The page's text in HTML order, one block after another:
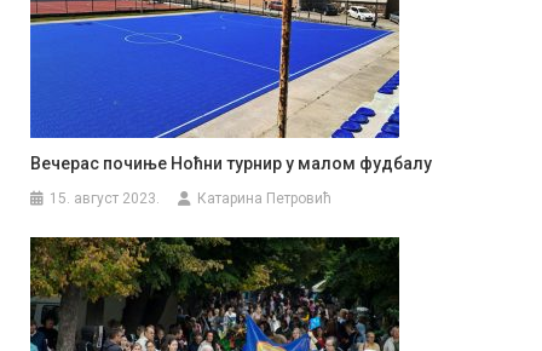
Вечерас почиње Ноћни турнир у малом фудбалу
15. август 2023. Катарина Петровић